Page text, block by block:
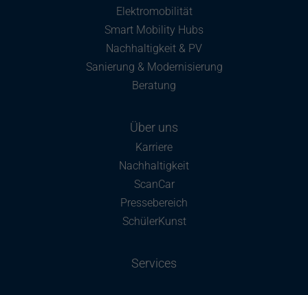
Elektromobilität
Smart Mobility Hubs
Nachhaltigkeit & PV
Sanierung & Modernisierung
Beratung
Über uns
Karriere
Nachhaltigkeit
ScanCar
Pressebereich
SchülerKunst
Services